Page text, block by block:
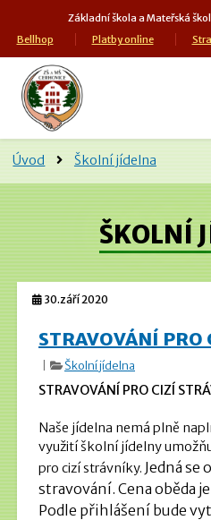
Základní škola a Mateřská
Bellhop
Platby online
Úvod Školní jídelna
ŠKOLNÍ
30.září 2020
STRAVOVÁNÍ PRO
Školní jídelna
STRAVOVÁNÍ PRO CIZÍ
Naše jídelna nemá plně
využití školní jídelny
pro cizí strávníky. Jedná se
stravování. Cena oběda
Podle přihlášení bude